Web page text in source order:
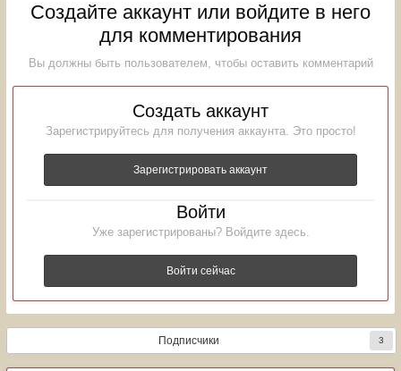
Создайте аккаунт или войдите в него
для комментирования
Вы должны быть пользователем, чтобы оставить комментарий
Создать аккаунт
Зарегистрируйтесь для получения аккаунта. Это просто!
Зарегистрировать аккаунт
Войти
Уже зарегистрированы? Войдите здесь.
Войти сейчас
Подписчики 3